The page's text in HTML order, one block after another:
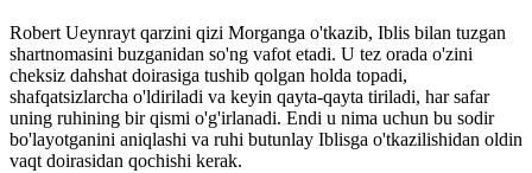
Robert Ueynrayt qarzini qizi Morganga o'tkazib, Iblis bilan tuzgan
shartnomasini buzganidan so'ng vafot etadi. U tez orada o'zini
cheksiz dahshat doirasiga tushib qolgan holda topadi,
shafqatsizlarcha o'ldiriladi va keyin qayta-qayta tiriladi, har safar
uning ruhining bir qismi o'g'irlanadi. Endi u nima uchun bu sodir
bo'layotganini aniqlashi va ruhi butunlay Iblisga o'tkazilishidan oldin
vaqt doirasidan qochishi kerak.